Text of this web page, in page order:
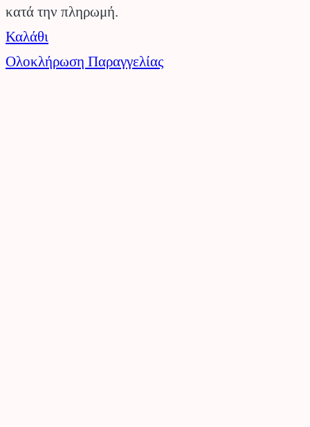
στο
καλάθι
κατά την πληρωμή.
Καλάθι
Ολοκλήρωση Παραγγελίας